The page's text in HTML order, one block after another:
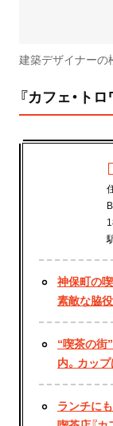
建築デザイナーの
『カフェ・ト
神保町の
素敵な脇
“喫茶の街
内。カッ
ランチに